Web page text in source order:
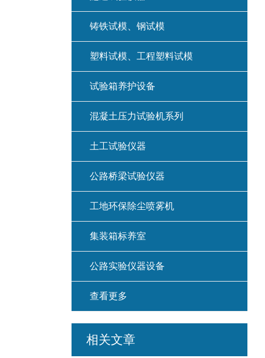
铸铁试模、钢试模
塑料试模、工程塑料试模
试验箱养护设备
混凝土压力试验机系列
土工试验仪器
公路桥梁试验仪器
工地环保除尘喷雾机
集装箱标养室
公路实验仪器设备
查看更多
相关文章